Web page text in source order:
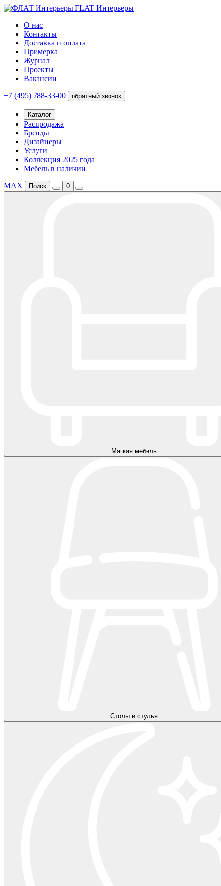
FLAT Интерьеры
О нас
Контакты
Доставка и оплата
Примерка
Журнал
Проекты
Вакансии
+7 (495) 788-33-00 обратный звонок
Каталог
Распродажа
Бренды
Дизайнеры
Услуги
Коллекция 2025 года
Мебель в наличии
MAX Поиск 0
Мягкая мебель
Столы и стулья